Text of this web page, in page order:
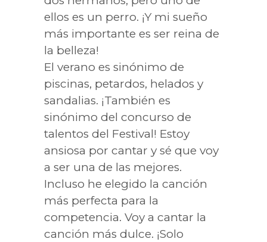
ellos es un perro. ¡Y mi sueño
más importante es ser reina de
la belleza!
El verano es sinónimo de
piscinas, petardos, helados y
sandalias. ¡También es
sinónimo del concurso de
talentos del Festival! Estoy
ansiosa por cantar y sé que voy
a ser una de las mejores.
Incluso he elegido la canción
más perfecta para la
competencia. Voy a cantar la
canción más dulce. ¡Solo